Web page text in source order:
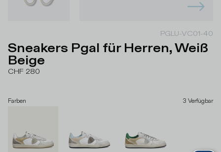
PGLU-VC01-40
Sneakers Pgal für Herren, Weiß
Beige
CHF 280
Farben 3 Verfügbar